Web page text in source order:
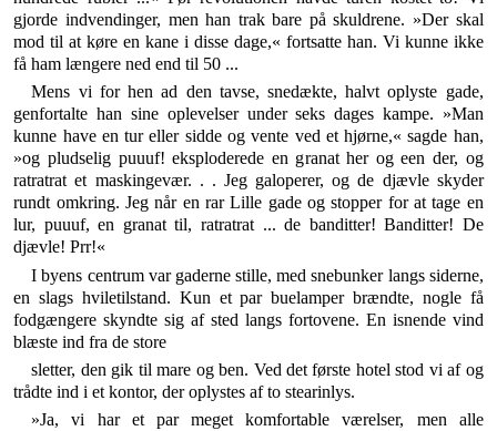
gjorde indvendinger, men han trak bare på skuldrene. »Der skal
mod til at køre en kane i disse dage,« fortsatte han. Vi kunne ikke
få ham læn­gere ned end til 50 ...
Mens vi for hen ad den tavse, snedækte, halvt oplyste gade,
genfortalte han sine oplevelser under seks dages kampe. »Man
kunne have en tur eller sidde og vente ved et hjørne,« sagde han,
»og pludselig puuuf! eksploderede en granat her og een der, og
ratratrat et maskingevær. . . Jeg galoperer, og de djævle skyder
rundt omkring. Jeg når en rar Lille gade og stopper for at tage en
lur, puuuf, en granat til, ratratrat ... de banditter! Banditter! De
djævle! Prr!«
I byens centrum var gaderne stille, med snebunker langs siderne,
en slags hviletilstand. Kun et par bue­lamper brændte, nogle få
fodgængere skyndte sig af sted langs fortovene. En isnende vind
blæste ind fra de store
sletter, den gik til mare og ben. Ved det første hotel stod vi af og
trådte ind i et kontor, der oplystes af to stearinlys.
»Ja, vi har et par meget komfortable værelser, men alle